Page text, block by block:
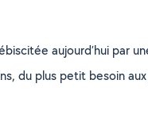
aujourd’hui par
du plus petit besoin